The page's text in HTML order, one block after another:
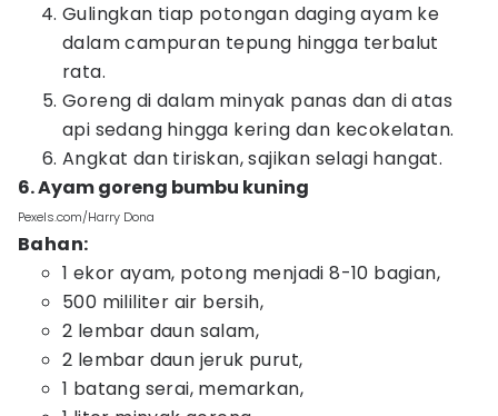
Gulingkan tiap potongan daging ayam ke
dalam campuran tepung hingga terbalut
rata.
Goreng di dalam minyak panas dan di atas
api sedang hingga kering dan kecokelatan.
Angkat dan tiriskan, sajikan selagi hangat.
6. Ayam goreng bumbu kuning
Pexels.com/Harry Dona
Bahan:
1 ekor ayam, potong menjadi 8-10 bagian,
500 mililiter air bersih,
2 lembar daun salam,
2 lembar daun jeruk purut,
1 batang serai, memarkan,